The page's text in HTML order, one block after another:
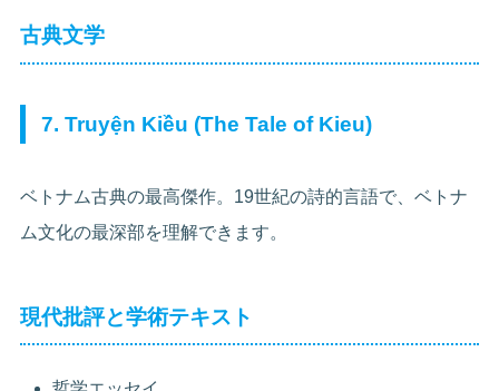
古典文学
7. Truyện Kiều (The Tale of Kieu)
ベトナム古典の最高傑作。19世紀の詩的言語で、ベトナ
ム文化の最深部を理解できます。
現代批評と学術テキスト